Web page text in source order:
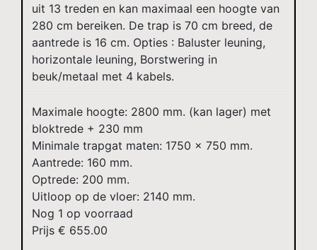
uit 13 treden en kan maximaal een hoogte van
280 cm bereiken. De trap is 70 cm breed, de
aantrede is 16 cm. Opties : Baluster leuning,
horizontale leuning, Borstwering in
beuk/metaal met 4 kabels.
Maximale hoogte: 2800 mm. (kan lager) met
bloktrede + 230 mm
Minimale trapgat maten: 1750 x 750 mm.
Aantrede: 160 mm.
Optrede: 200 mm.
Uitloop op de vloer: 2140 mm.
Nog 1 op voorraad
Prijs € 655.00